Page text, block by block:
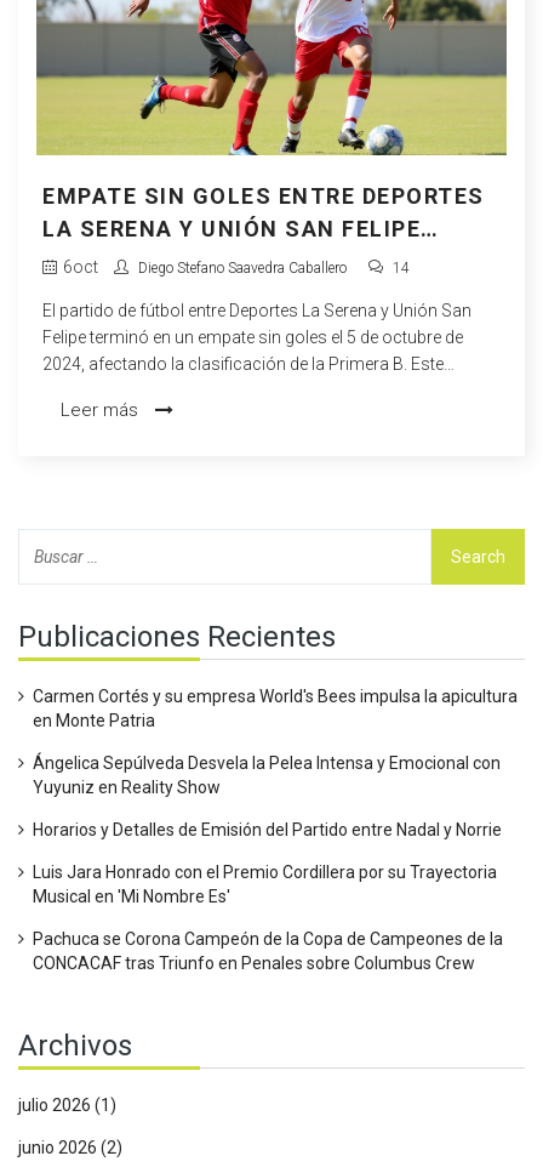
EMPATE SIN GOLES ENTRE DEPORTES
LA SERENA Y UNIÓN SAN FELIPE
IMPACTA LA CLASIFICACIÓN DE LA
6oct Diego Stefano Saavedra Caballero 14
El partido de fútbol entre Deportes La Serena y Unión San
Felipe terminó en un empate sin goles el 5 de octubre de
2024, afectando la clasificación de la Primera B. Este
permanencia, mientras que Deportes La Serena pierde la
Leer más
Publicaciones Recientes
Carmen Cortés y su empresa World's Bees impulsa la apicultura
en Monte Patria
Ángelica Sepúlveda Desvela la Pelea Intensa y Emocional con
Yuyuniz en Reality Show
Horarios y Detalles de Emisión del Partido entre Nadal y Norrie
Luis Jara Honrado con el Premio Cordillera por su Trayectoria
Musical en 'Mi Nombre Es'
Pachuca se Corona Campeón de la Copa de Campeones de la
CONCACAF tras Triunfo en Penales sobre Columbus Crew
Archivos
julio 2026 (1)
junio 2026 (2)